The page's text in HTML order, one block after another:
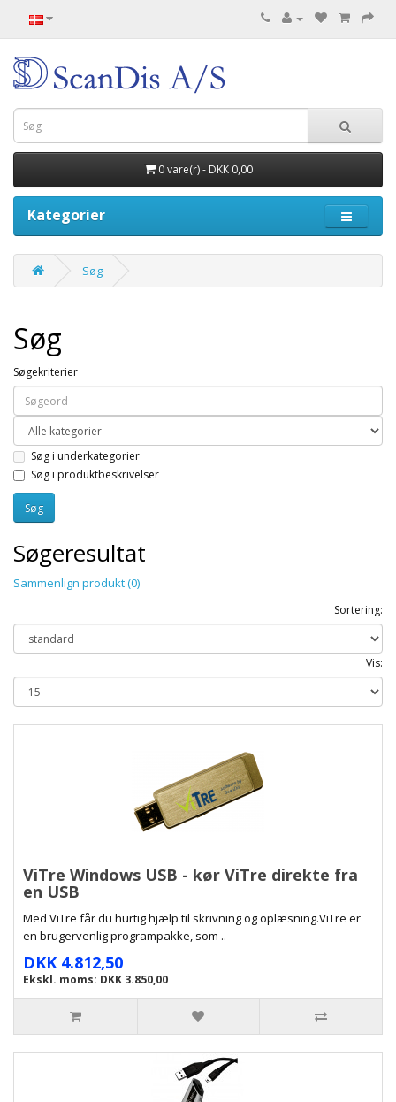
0 vare(r) - DKK 0,00
Kategorier
Søg
Søg
Søgekriterier
Søg i underkategorier
Søg i produktbeskrivelser
Søgeresultat
Sammenlign produkt (0)
Sortering:
Vis:
ViTre Windows USB - kør ViTre direkte fra
en USB
Med ViTre får du hurtig hjælp til skrivning og oplæsning.ViTre er
en brugervenlig programpakke, som ..
DKK 4.812,50
Ekskl. moms: DKK 3.850,00